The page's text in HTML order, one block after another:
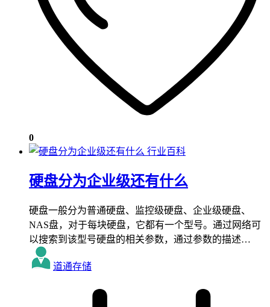
0
行业百科
硬盘分为企业级还有什么
硬盘一般分为普通硬盘、监控级硬盘、企业级硬盘、
NAS盘，对于每块硬盘，它都有一个型号。通过网络可
以搜索到该型号硬盘的相关参数，通过参数的描述…
道通存储